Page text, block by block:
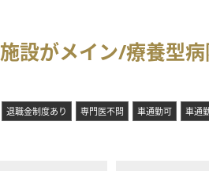
設がメイン/療養型
退職金制度あり 専門医不問 車通勤可 車通